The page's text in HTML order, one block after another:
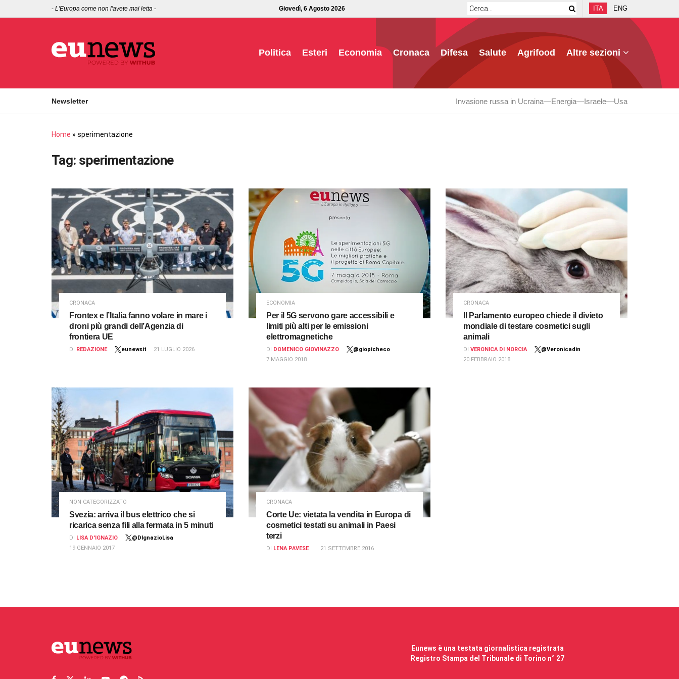
- L'Europa come non l'avete mai letta - Giovedì, 6 Agosto 2026 ITA ENG
Politica Esteri Economia Cronaca Difesa Salute Agrifood Altre sezioni
Newsletter Invasione russa in Ucraina Energia Israele Usa
Home » sperimentazione
Tag: sperimentazione
CRONACA
Frontex e l’Italia fanno volare in mare i
droni più grandi dell’Agenzia di
frontiera UE
DI REDAZIONE eunewsit 21 LUGLIO 2026
ECONOMIA
Per il 5G servono gare accessibili e
limiti più alti per le emissioni
elettromagnetiche
DI DOMENICO GIOVINAZZO
@giopicheco
7 MAGGIO 2018
CRONACA
Il Parlamento europeo chiede il divieto
mondiale di testare cosmetici sugli
animali
DI VERONICA DI NORCIA
@Veronicadin
20 FEBBRAIO 2018
NON CATEGORIZZATO
Svezia: arriva il bus elettrico che si
ricarica senza fili alla fermata in 5 minuti
DI LISA D'IGNAZIO
@DIgnazioLisa
19 GENNAIO 2017
CRONACA
Corte Ue: vietata la vendita in Europa di
cosmetici testati su animali in Paesi
terzi
DI LENA PAVESE 21 SETTEMBRE 2016
Eunews è una testata giornalistica registrata
Registro Stampa del Tribunale di Torino n° 27